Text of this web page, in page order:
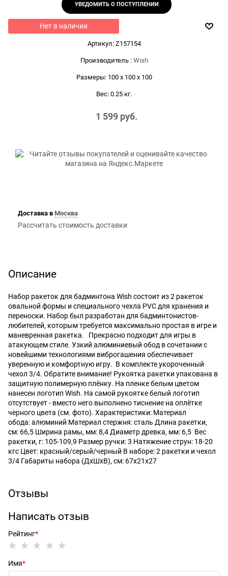
УВЕДОМИТЬ О ПОСТУПЛЕНИИ
Нет в наличии
Артикул: Z157154
Производитель : Wish
Размеры: 100 x 100 x 100
Вес: 0.25 кг.
1 599 руб.
Доставка в Москва
Рассчитать стоимость доставки
Описание
Набор ракеток для бадминтона Wish состоит из 2 ракеток
овальной формы и специального чехла PVC для хранения и
переноски. Набор был разработан для бадминтонистов-
любителей, которым требуется максимально простая в игре и
маневренная ракетка. Прекрасно подходит для игры в
атакующем стиле. Узкий алюминиевый обод в сочетании с
новейшими технологиями виброгашения обеспечивает
уверенную и комфортную игру. В комплекте укороченный
чехол 3/4. Обратите внимание! Рукоятка ракетки упакована в
защитную полимерную плёнку. На пленке белым цветом
нанесен логотип Wish. На самой рукоятке белый логотип
отсутствует - вместо него выполнено тиснение на оплётке
черного цвета (см. фото). Характеристики: Материал
обода: алюминий Материал стержня: сталь Длина ракетки,
см: 66,5 Ширина рамы, мм: 8,4 Диаметр древка, мм: 6,5 Вес
ракетки, г: 105-109,9 Размер ручки: 3 Натяжение струн: 18-20
кгс Цвет: красный/серый/черный В наборе: 2 ракетки и чехол
3/4 Габариты набора (ДхШхВ), см: 67х21х27
Отзывы
Написать отзыв
Рейтинг
Имя